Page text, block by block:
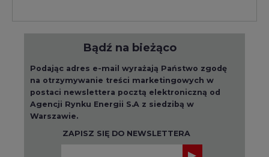
przez nas Państwa danych osobowych, w tym
informacje o przysługujących Państwu
prawach, znajduje się w polityce prywatności.
Raporty branżowe